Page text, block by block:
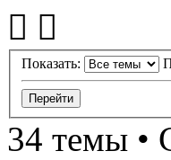
Показать:
34 темы •